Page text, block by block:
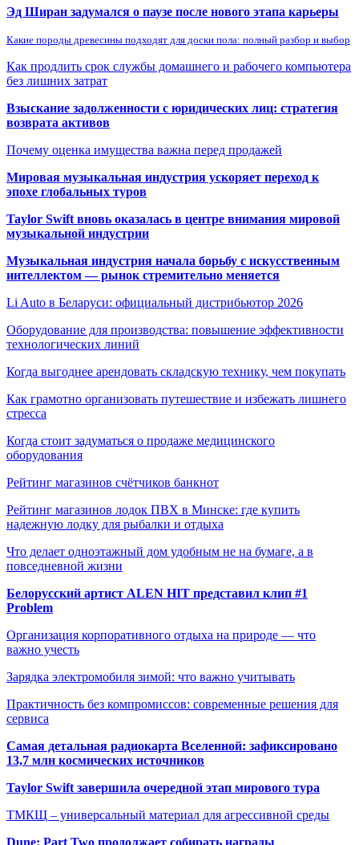
Эд Ширан задумался о паузе после нового этапа карьеры
Какие породы древесины подходят для доски пола: полный разбор и выбор
Как продлить срок службы домашнего и рабочего компьютера
без лишних затрат
Взыскание задолженности с юридических лиц: стратегия
возврата активов
Почему оценка имущества важна перед продажей
Мировая музыкальная индустрия ускоряет переход к
эпохе глобальных туров
Taylor Swift вновь оказалась в центре внимания мировой
музыкальной индустрии
Музыкальная индустрия начала борьбу с искусственным
интеллектом — рынок стремительно меняется
Li Auto в Беларуси: официальный дистрибьютор 2026
Оборудование для производства: повышение эффективности
технологических линий
Когда выгоднее арендовать складскую технику, чем покупать
Как грамотно организовать путешествие и избежать лишнего
стресса
Когда стоит задуматься о продаже медицинского
оборудования
Рейтинг магазинов счётчиков банкнот
Рейтинг магазинов лодок ПВХ в Минске: где купить
надежную лодку для рыбалки и отдыха
Что делает одноэтажный дом удобным не на бумаге, а в
повседневной жизни
Белорусский артист ALEN HIT представил клип #1
Problem
Организация корпоративного отдыха на природе — что
важно учесть
Зарядка электромобиля зимой: что важно учитывать
Практичность без компромиссов: современные решения для
сервиса
Самая детальная радиокарта Вселенной: зафиксировано
13,7 млн космических источников
Taylor Swift завершила очередной этап мирового тура
ТМКЩ – универсальный материал для агрессивной среды
Dune: Part Two продолжает собирать награды